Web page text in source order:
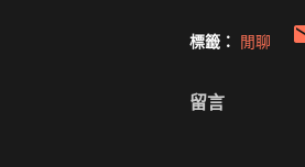
標籤： 閒聊
留言